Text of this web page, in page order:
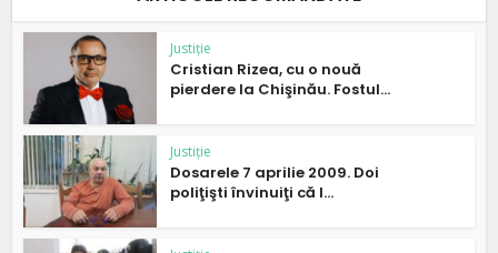
Justiție
Cristian Rizea, cu o nouă
pierdere la Chişinău. Fostul...
Justiție
Dosarele 7 aprilie 2009. Doi
poliţişti învinuiţi că l...